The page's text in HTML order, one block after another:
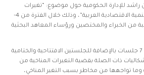
راشد للإدارة الحكومية حول موضوع: “تغيرات
المناخ وانعكاساتها على التنمية الاقتصادية العربية”، وذلك خلال الفترة من 4-
من الخبراء والمختصين ورؤساء المعاهد البحثية
هذا ويناقش المؤتمر خلال 7 جلسات بالإضافة للجلستين الافتتاحية والختامية
ذات الصلة بقضية التغيرات المناخية من
وما تواجهها من مخاطر بسبب التغير المناخي،